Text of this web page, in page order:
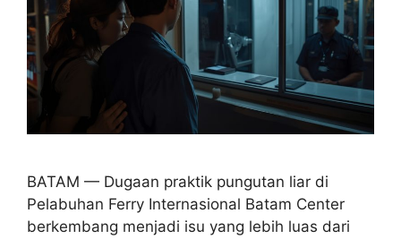
BATAM — Dugaan praktik pungutan liar di
Pelabuhan Ferry Internasional Batam Center
berkembang menjadi isu yang lebih luas dari